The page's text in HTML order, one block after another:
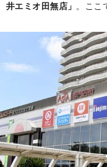
井エミオ田無店」 。ここ